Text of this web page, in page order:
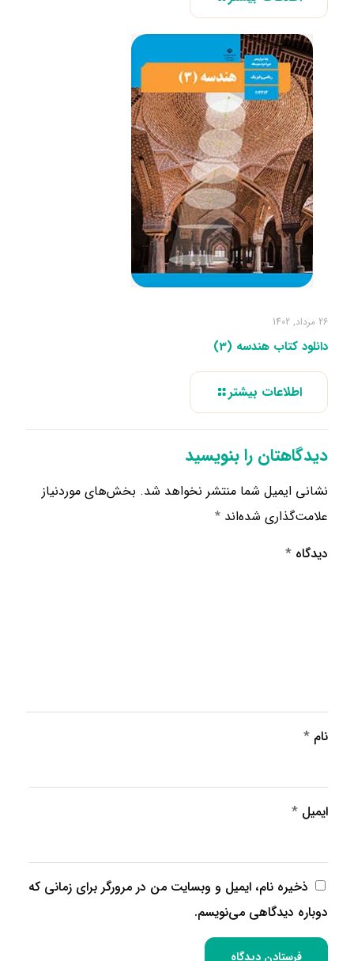
26 مرداد, 1402
دانلود کتاب هندسه (3)
اطلاعات بیشتر
دیدگاهتان را بنویسید
نشانی ایمیل شما منتشر نخواهد شد. بخش‌های موردنیاز
علامت‌گذاری شده‌اند *
دیدگاه *
نام *
ایمیل *
ذخیره نام، ایمیل و وبسایت من در مرورگر برای زمانی که
دوباره دیدگاهی می‌نویسم.